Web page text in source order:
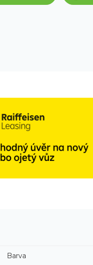
Barva